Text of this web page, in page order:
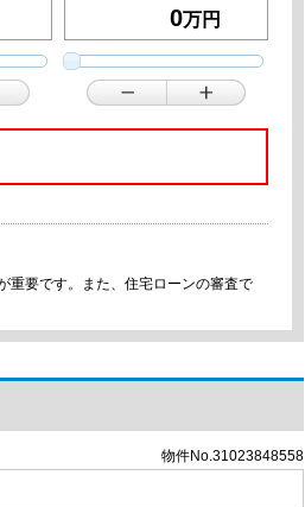
万円
要です。また、住宅ローンの審査で
物件No.31023848558